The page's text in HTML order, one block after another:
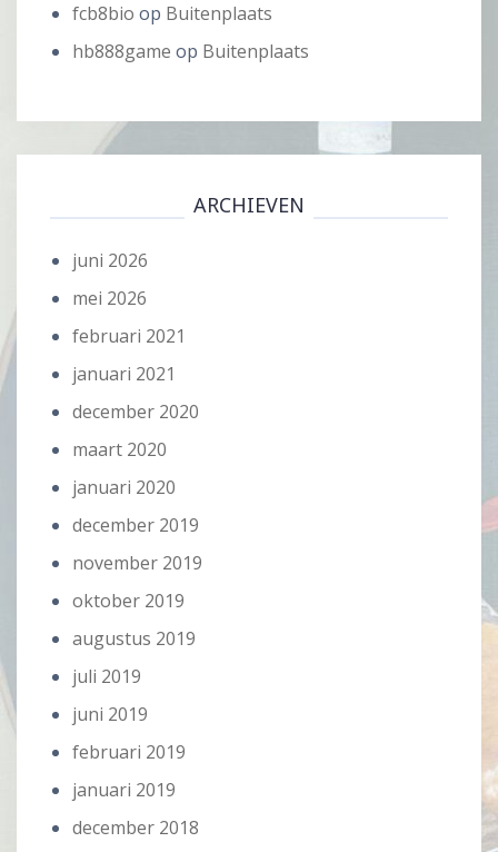
fcb8bio op Buitenplaats
hb888game op Buitenplaats
ARCHIEVEN
juni 2026
mei 2026
februari 2021
januari 2021
december 2020
maart 2020
januari 2020
december 2019
november 2019
oktober 2019
augustus 2019
juli 2019
juni 2019
februari 2019
januari 2019
december 2018